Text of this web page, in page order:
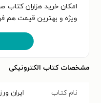
امکان خرید هزاران کتاب
ویژه و بهترین قیمت هم
مشخصات کتاب الکترونیکی
نام کتاب ایران ورزشی -